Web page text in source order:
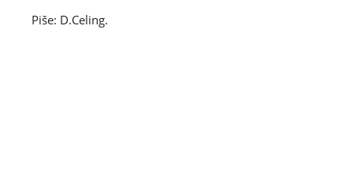
Piše: D.Celing.